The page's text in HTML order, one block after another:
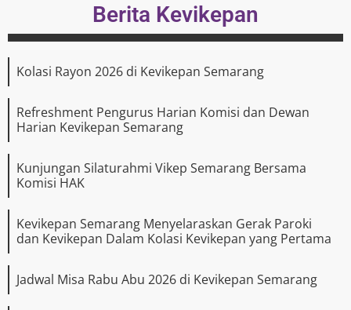
Berita Kevikepan
Kolasi Rayon 2026 di Kevikepan Semarang
Refreshment Pengurus Harian Komisi dan Dewan
Harian Kevikepan Semarang
Kunjungan Silaturahmi Vikep Semarang Bersama
Komisi HAK
Kevikepan Semarang Menyelaraskan Gerak Paroki
dan Kevikepan Dalam Kolasi Kevikepan yang Pertama
Jadwal Misa Rabu Abu 2026 di Kevikepan Semarang